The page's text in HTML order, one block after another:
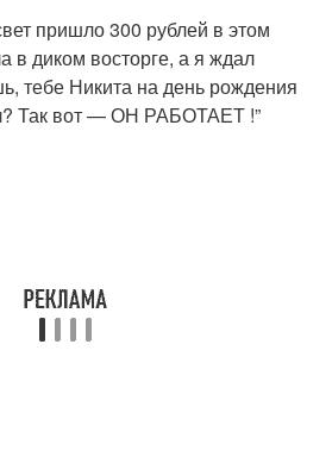
пришло 300 рублей в этом
в диком восторге, а я ждал
тебе Никита на день рождения
Так вот — ОН РАБОТАЕТ !”